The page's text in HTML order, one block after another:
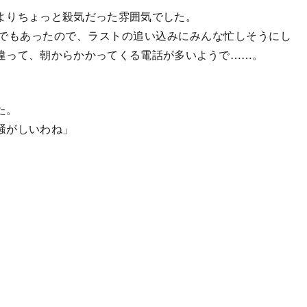
ちょっと殺気だった雰囲気でした。
あったので、ラストの追い込みにみんな忙しそうにし
て、朝からかかってくる電話が多いようで……。
しいわね」